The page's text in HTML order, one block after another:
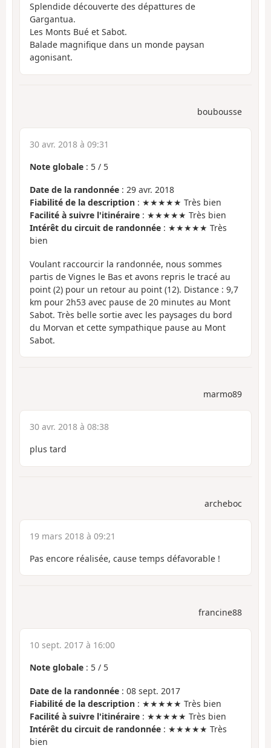
Splendide découverte des dépattures de
Gargantua.
Les Monts Bué et Sabot.
Balade magnifique dans un monde paysan
agonisant.
boubousse
30 avr. 2018 à 09:31
Note globale : 5 / 5
Date de la randonnée : 29 avr. 2018
Fiabilité de la description : ★★★★★ Très bien
Facilité à suivre l'itinéraire : ★★★★★ Très bien
Intérêt du circuit de randonnée : ★★★★★ Très
bien
Voulant raccourcir la randonnée, nous sommes
partis de Vignes le Bas et avons repris le tracé au
point (2) pour un retour au point (12). Distance : 9,7
km pour 2h53 avec pause de 20 minutes au Mont
Sabot. Très belle sortie avec les paysages du bord
du Morvan et cette sympathique pause au Mont
Sabot.
marmo89
30 avr. 2018 à 08:38
plus tard
archeboc
19 mars 2018 à 09:21
Pas encore réalisée, cause temps défavorable !
francine88
10 sept. 2017 à 16:00
Note globale : 5 / 5
Date de la randonnée : 08 sept. 2017
Fiabilité de la description : ★★★★★ Très bien
Facilité à suivre l'itinéraire : ★★★★★ Très bien
Intérêt du circuit de randonnée : ★★★★★ Très
bien